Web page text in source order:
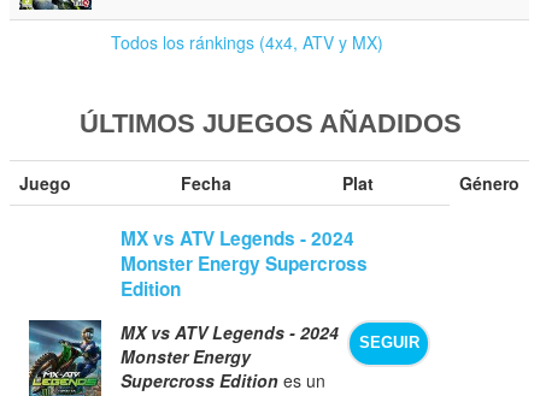
Todos los ránkings (4x4, ATV y MX)
ÚLTIMOS JUEGOS AÑADIDOS
Juego Fecha Plat Género
MX vs ATV Legends - 2024
Monster Energy Supercross
Edition
SEGUIR
MX vs ATV Legends - 2024
Monster Energy
Supercross Edition es un